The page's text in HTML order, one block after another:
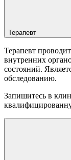
Терапевт
Терапевт
внутренних
состояний.
обследованию.
Запишитесь в